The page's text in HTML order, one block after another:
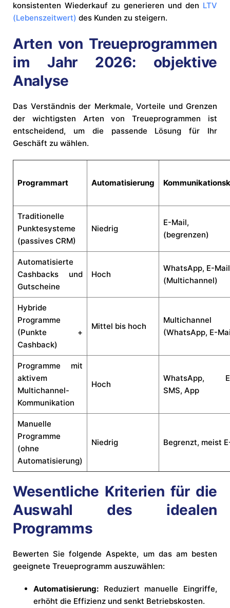
konsistenten Wiederkauf zu generieren und den LTV
(Lebenszeitwert) des Kunden zu steigern.
Arten von Treueprogrammen
im Jahr 2026: objektive
Analyse
Das Verständnis der Merkmale, Vorteile und Grenzen
der wichtigsten Arten von Treueprogrammen ist
entscheidend, um die passende Lösung für Ihr
Geschäft zu wählen.
Programmart Automatisierung
Traditionelle
Punktesysteme
(passives CRM)
Niedrig
E-Mail,
(begrenzen)
Automatisierte
Cashbacks und
Gutscheine
Hoch
WhatsApp, E-
(Multichannel)
Hybride
Programme
(Punkte +
Cashback)
Mittel bis hoch
Multichannel
(WhatsApp, E-
Programme mit
aktivem
Multichannel-
Kommunikation
Hoch
WhatsApp,
SMS, App
Manuelle
Programme
(ohne
Automatisierung)
Niedrig Begrenzt, meist
Wesentliche Kriterien für die
Auswahl des idealen
Programms
Bewerten Sie folgende Aspekte, um das am besten
geeignete Treueprogramm auszuwählen:
Automatisierung: Reduziert manuelle Eingriffe,
erhöht die Effizienz und senkt Betriebskosten.